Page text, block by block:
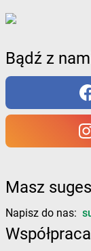
Żabka
Żabka Bydlin
Żabka Bydlino
Żabka
Żabka
Bystra
Żabka Bystry
Bystrzyca
Żabka Bystrzyca
Żabka Bytów
Żabka Cedynia
Żabka Cegłów
Żabka Cekcyn
Bądź z
Masz
Napisz do nas: